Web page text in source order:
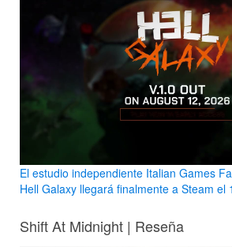
El estudio independiente Italian Games
Hell Galaxy llegará finalmente a Steam el
Shift At Midnight | Reseña